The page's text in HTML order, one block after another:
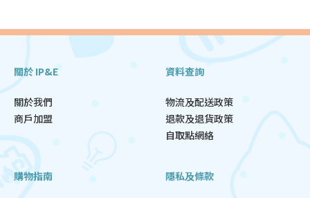
關於 IP&E
關於我們
商戶加盟
資料查詢
物流及配送政策
退款及退貨政策
自取點網絡
購物指南 隱私及條款